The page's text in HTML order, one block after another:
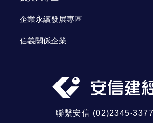
資源網站
投資人資訊
企業永續發展專區
企業永續發展
信義關係企業
聯繫安信 (02)2345-3377